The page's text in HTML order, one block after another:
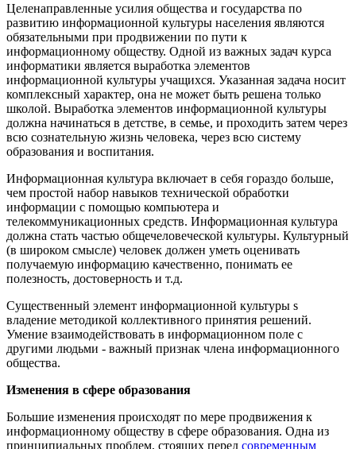
Целенаправленные усилия общества и государства по
развитию информационной культуры населения являются
обязательными при продвижении по пути к
информационному обществу. Одной из важных задач курса
информатики является выработка элементов
информационной культуры учащихся. Указанная задача носит
комплексный характер, она не может быть решена только
школой. Выработка элементов информационной культуры
должна начинаться в детстве, в семье, и проходить затем через
всю сознательную жизнь человека, через всю систему
образования и воспитания.
Информационная культура включает в себя гораздо больше,
чем простой набор навыков технической обработки
информации с помощью компьютера и
телекоммуникационных средств. Информационная культура
должна стать частью общечеловеческой культуры. Культурный
(в широком смысле) человек должен уметь оценивать
получаемую информацию качественно, понимать ее
полезность, достоверность и т.д.
Существенный элемент информационной культуры ѕ
владение методикой коллективного принятия решений.
Умение взаимодействовать в информационном поле с
другими людьми - важный признак члена информационного
общества.
Изменения в сфере образования
Большие изменения происходят по мере продвижения к
информационному обществу в сфере образования. Одна из
принципиальных проблем, стоящих перед современным